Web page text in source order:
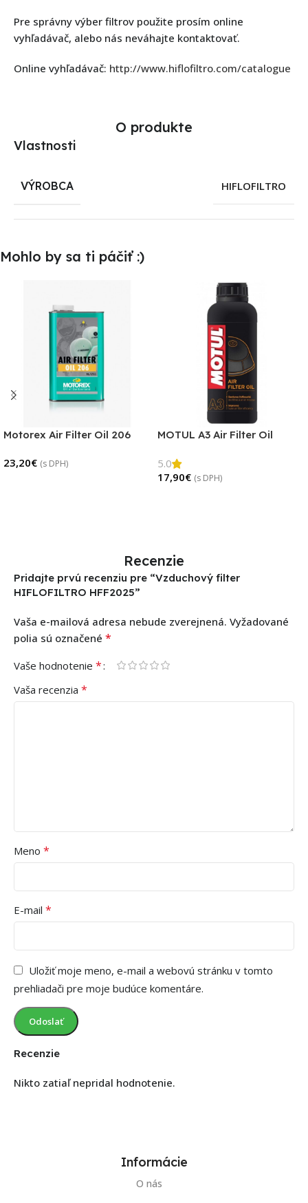
Pre správny výber filtrov použite prosím online
vyhľadávač, alebo nás neváhajte kontaktovať.
Online vyhľadávač: http://www.hiflofiltro.com/catalogue
O produkte
Vlastnosti
VÝROBCA HIFLOFILTRO
Mohlo by sa ti páčiť :)
Motorex Air Filter Oil 206
23,20€ (s DPH)
MOTUL A3 Air Filter Oil
5.0
17,90€ (s DPH)
Recenzie
Recenzie
Nikto zatiaľ nepridal hodnotenie.
Pridajte prvú recenziu pre “Vzduchový filter
HIFLOFILTRO HFF2025”
Vaša e-mailová adresa nebude zverejnená. Vyžadované
polia sú označené *
Vaše hodnotenie *
Vaša recenzia *
Meno *
E-mail *
Uložiť moje meno, e-mail a webovú stránku v tomto
prehliadači pre moje budúce komentáre.
Informácie
O nás